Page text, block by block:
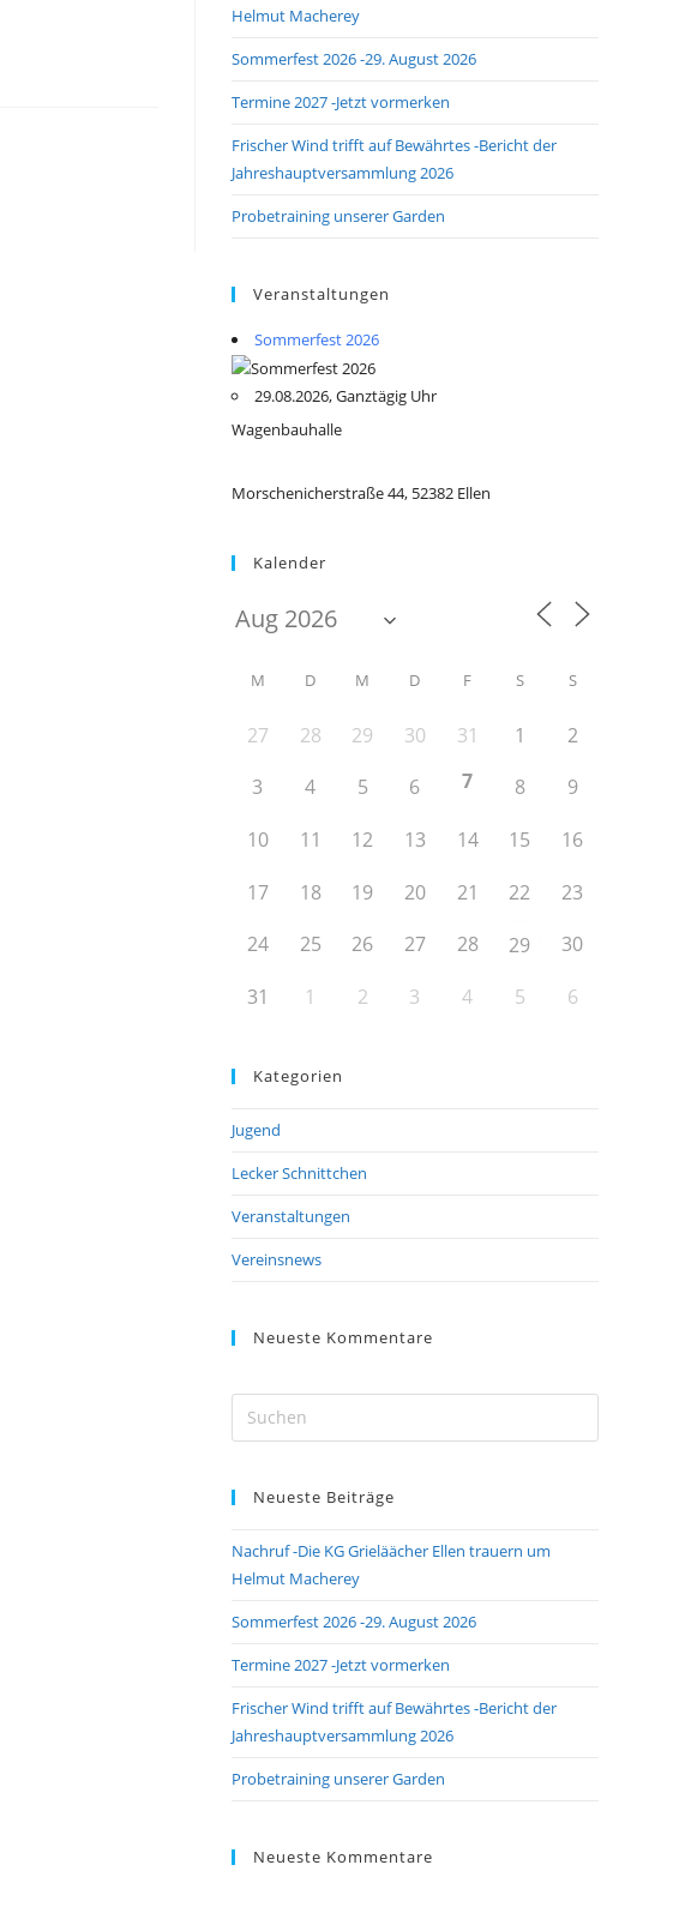
Helmut Macherey
Sommerfest 2026 -29. August 2026
Termine 2027 -Jetzt vormerken
Frischer Wind trifft auf Bewährtes -Bericht der
Jahreshauptversammlung 2026
Probetraining unserer Garden
Veranstaltungen
Sommerfest 2026
29.08.2026, Ganztägig Uhr
Wagenbauhalle
Morschenicherstraße 44, 52382 Ellen
Kalender
M D M D F S S
27 28 29 30 31 1
2
3
4 5 6 7 8
9
10
11 12 13 14 15
16
17
18 19 20 21 22
23
24
25 26 27 28 29
30
31
1 2 3 4 5 6
Kategorien
Jugend
Lecker Schnittchen
Veranstaltungen
Vereinsnews
Neueste Kommentare
Escape
Neueste Beiträge
Nachruf -Die KG Grieläächer Ellen trauern um
Helmut Macherey
Sommerfest 2026 -29. August 2026
Termine 2027 -Jetzt vormerken
Frischer Wind trifft auf Bewährtes -Bericht der
Jahreshauptversammlung 2026
Probetraining unserer Garden
Neueste Kommentare